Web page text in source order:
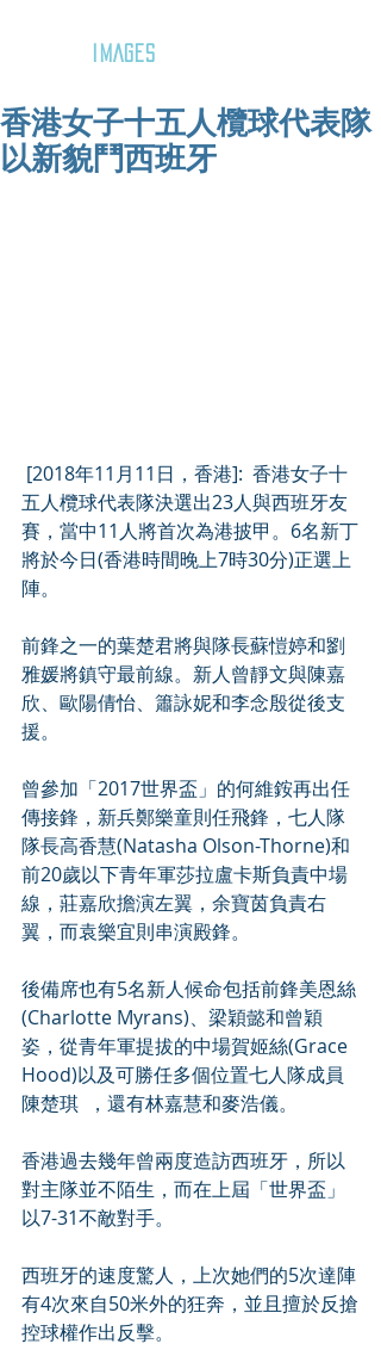
IMAGES
香港女子十五人欖球代表隊
以新貌鬥西班牙
五人欖球代表隊決選出23人與西班牙友
賽，當中11人將首次為港披甲。6名新丁
將於今日(香港時間晚上7時30分)正選上
陣。
前鋒之一的葉楚君將與隊長蘇愷婷和劉
雅媛將鎮守最前線。新人曾靜文與陳嘉
欣、歐陽倩怡、簫詠妮和李念殷從後支
援。
曾參加「2017世界盃」的何維銨再出任
傳接鋒，新兵鄭樂童則任飛鋒，七人隊
隊長高香慧(Natasha Olson-Thorne)和
前20歲以下青年軍莎拉盧卡斯負責中場
線，莊嘉欣擔演左翼，余寶茵負責右
翼，而袁樂宜則串演殿鋒。
後備席也有5名新人候命包括前鋒美恩絲
(Charlotte Myrans)、梁穎懿和曾穎
姿，從青年軍提拔的中場賀姬絲(Grace
Hood)以及可勝任多個位置七人隊成員
陳楚琪  ，還有林嘉慧和麥浩儀。
香港過去幾年曾兩度造訪西班牙，所以
對主隊並不陌生，而在上屆「世界盃」
以7-31不敵對手。
西班牙的速度驚人，上次她們的5次達陣
有4次來自50米外的狂奔，並且擅於反搶
控球權作出反擊。